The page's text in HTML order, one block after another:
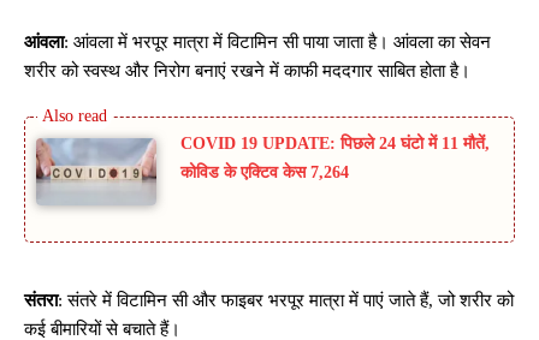
आंवला: आंवला में भरपूर मात्रा में विटामिन सी पाया जाता है। आंवला का सेवन
शरीर को स्वस्थ और निरोग बनाएं रखने में काफी मददगार साबित होता है।
COVID 19 UPDATE: पिछले 24 घंटो में 11 मौतें,
कोविड के एक्टिव केस 7,264
संतरा: संतरे में विटामिन सी और फाइबर भरपूर मात्रा में पाएं जाते हैं, जो शरीर को
कई बीमारियों से बचाते हैं।